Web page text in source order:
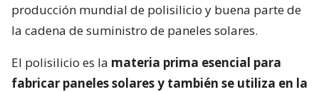
producción mundial de polisilicio y buena parte de
la cadena de suministro de paneles solares.
El polisilicio es la materia prima esencial para
fabricar paneles solares y también se utiliza en la